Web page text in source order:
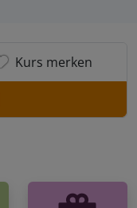
Kurs merken